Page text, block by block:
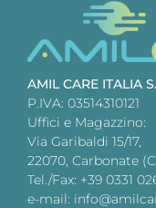
AMIL CARE ITALIA
P.IVA: 03514310121
Uffici e Magazzino:
Via Garibaldi 15/17,
22070, Carbonate
Tel./Fax: +39 0331
e-mail: